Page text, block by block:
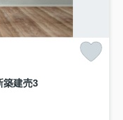
築建売3